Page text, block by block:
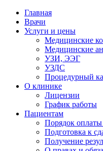
Главная
Врачи
Услуги и цены
Медицинские
Медицинские
УЗИ, ЭЭГ
УЗДС
Процедурный
О клинике
Лицензии
График работы
Пациентам
Порядок
Подготовка к
Получение